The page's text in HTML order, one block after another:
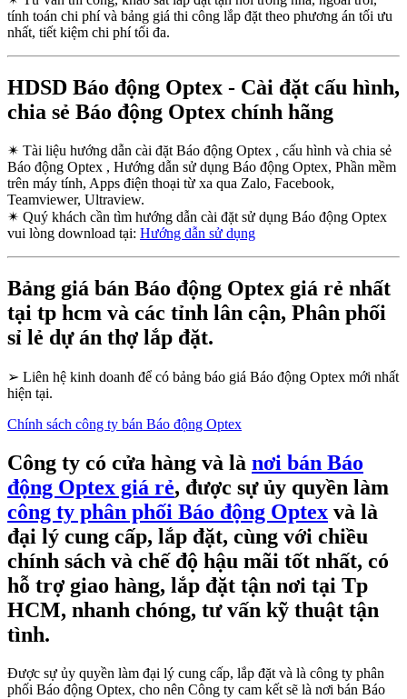
tính toán chi phí và bảng giá thi công lắp đặt theo phương án tối ưu
nhất, tiết kiệm chi phí tối đa.
HDSD Báo động Optex - Cài đặt cấu hình,
chia sẻ Báo động Optex chính hãng
✴ Tài liệu hướng dẫn cài đặt Báo động Optex , cấu hình và chia sẻ
Báo động Optex , Hướng dẫn sử dụng Báo động Optex, Phần mềm
trên máy tính, Apps điện thoại từ xa qua Zalo, Facebook,
Teamviewer, Ultraview.
✴ Quý khách cần tìm hướng dẫn cài đặt sử dụng Báo động Optex
vui lòng download tại: Hướng dẫn sử dụng
Bảng giá bán Báo động Optex giá rẻ nhất
tại tp hcm và các tỉnh lân cận, Phân phối
sỉ lẻ dự án thợ lắp đặt.
➢ Liên hệ kinh doanh để có bảng báo giá Báo động Optex mới nhất
hiện tại.
Chính sách công ty bán Báo động Optex
Công ty có cửa hàng và là nơi bán Báo
động Optex giá rẻ, được sự ủy quyền làm
công ty phân phối Báo động Optex và là
đại lý cung cấp, lắp đặt, cùng với chiều
chính sách và chế độ hậu mãi tốt nhất, có
hỗ trợ giao hàng, lắp đặt tận nơi tại Tp
HCM, nhanh chóng, tư vấn kỹ thuật tận
tình.
Được sự ủy quyền làm đại lý cung cấp, lắp đặt và là công ty phân
phối Báo động Optex, cho nên Công ty cam kết sẽ là nơi bán Báo